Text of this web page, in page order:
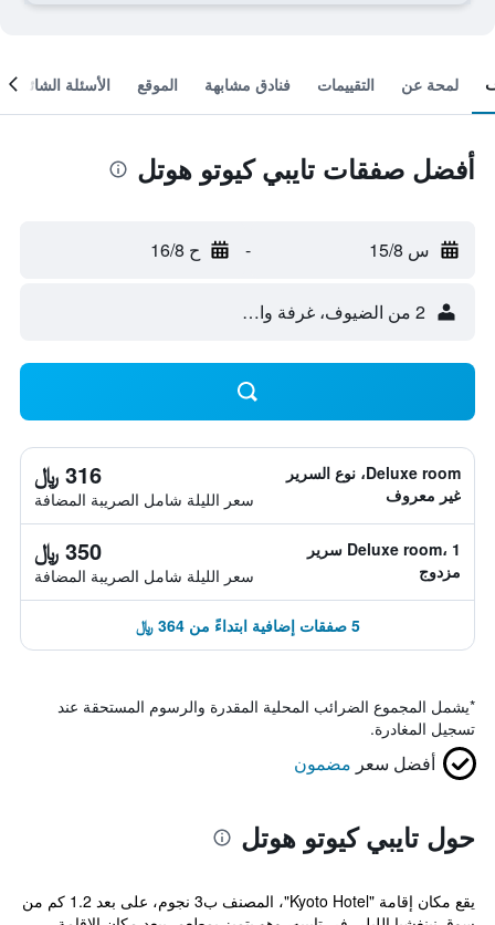
لمحة عن التقييمات فنادق مشابهة الموقع الأسئلة الشائعة
أفضل صفقات تايبي كيوتو هوتل
س 15/8 - ح 16/8
2 من الضيوف، غرفة واحدة
Deluxe room، نوع السرير
غير معروف
316 ﷼
سعر الليلة شامل الصريبة المضافة
Deluxe room، 1 سرير
مزدوج
350 ﷼
سعر الليلة شامل الصريبة المضافة
5 صفقات إضافية ابتداءً من 364 ﷼
*يشمل المجموع الضرائب المحلية المقدرة والرسوم المستحقة عند
تسجيل المغادرة.
أفضل سعر مضمون
حول تايبي كيوتو هوتل
يقع مكان إقامة "Kyoto Hotel"، المصنف ب3 نجوم، على بعد 1.2 كم من